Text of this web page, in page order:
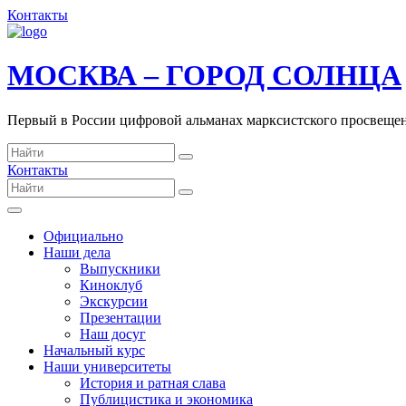
Контакты
МОСКВА – ГОРОД СОЛНЦА
Первый в России цифровой альманах марксистского
Контакты
Официально
Наши дела
Выпускники
Киноклуб
Экскурсии
Презентации
Наш досуг
Начальный курс
Наши университеты
История и ратная слава
Публицистика и экономика